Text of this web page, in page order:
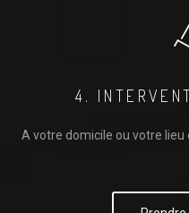
4.
A votre domicile ou votre